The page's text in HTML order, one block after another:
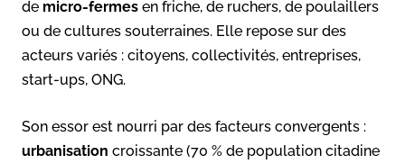
de micro-fermes en friche, de ruchers, de poulaillers
ou de cultures souterraines. Elle repose sur des
acteurs variés : citoyens, collectivités, entreprises,
start-ups, ONG.
Son essor est nourri par des facteurs convergents :
urbanisation croissante (70 % de population citadine